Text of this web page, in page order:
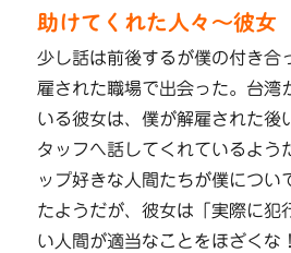
助けてくれた人々～彼女
少し話は前後するが僕の付き合
雇された職場で出会った。台湾
いる彼女は、僕が解雇された後
タッフへ話してくれているよう
ップ好きな人間たちが僕につい
たようだが、彼女は「実際に犯
い人間が適当なことをほざくな